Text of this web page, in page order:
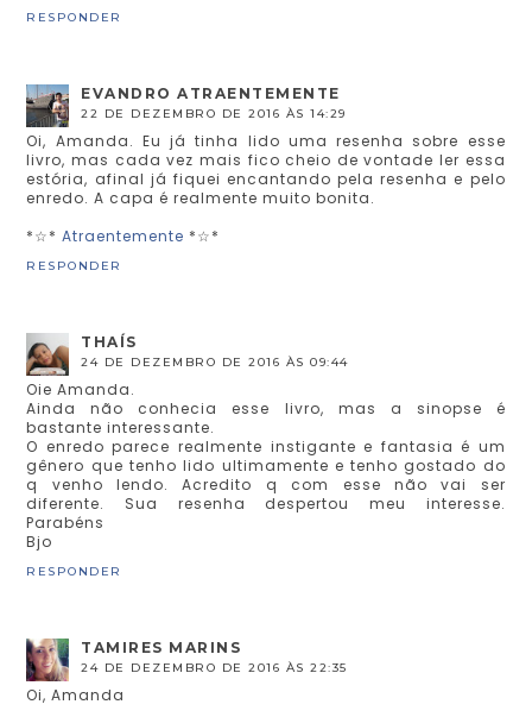
RESPONDER
EVANDRO ATRAENTEMENTE
22 DE DEZEMBRO DE 2016 ÀS 14:29
Oi, Amanda. Eu já tinha lido uma resenha sobre esse
livro, mas cada vez mais fico cheio de vontade ler essa
estória, afinal já fiquei encantando pela resenha e pelo
enredo. A capa é realmente muito bonita.
*☆*Atraentemente *☆*
RESPONDER
THAÍS
24 DE DEZEMBRO DE 2016 ÀS 09:44
Oie Amanda.
Ainda não conhecia esse livro, mas a sinopse é
bastante interessante.
O enredo parece realmente instigante e fantasia é um
gênero que tenho lido ultimamente e tenho gostado do
q venho lendo. Acredito q com esse não vai ser
diferente. Sua resenha despertou meu interesse.
Parabéns
Bjo
RESPONDER
TAMIRES MARINS
24 DE DEZEMBRO DE 2016 ÀS 22:35
Oi, Amanda